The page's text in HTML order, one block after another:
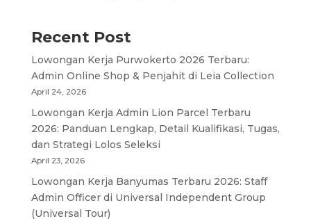
Recent Post
Lowongan Kerja Purwokerto 2026 Terbaru:
Admin Online Shop & Penjahit di Leia Collection
April 24, 2026
Lowongan Kerja Admin Lion Parcel Terbaru
2026: Panduan Lengkap, Detail Kualifikasi, Tugas,
dan Strategi Lolos Seleksi
April 23, 2026
Lowongan Kerja Banyumas Terbaru 2026: Staff
Admin Officer di Universal Independent Group
(Universal Tour)